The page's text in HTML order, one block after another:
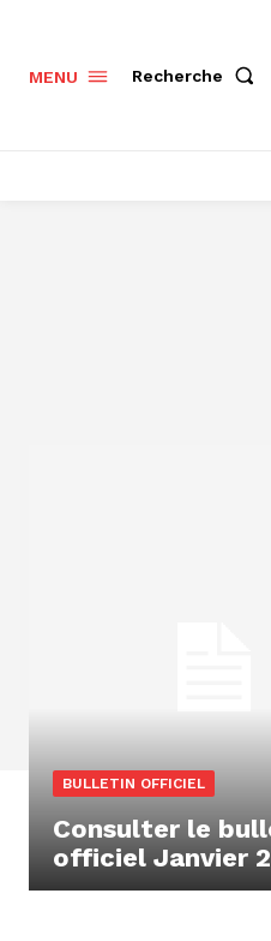
MENU Recherche
BULLETIN OFFICIEL
Consulter le
officiel Janvier